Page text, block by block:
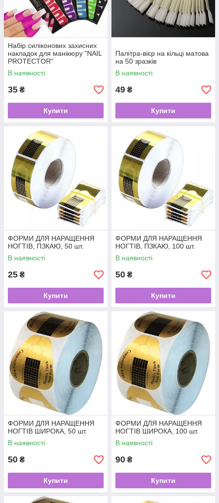
Набір силіконових захисних
накладок для манікюру "NAIL
PROTECTOR"
В наявності
35 ₴
Купити
Палітра-вієр на кільці матова
на 50 зразків
В наявності
49 ₴
Купити
ФОРМИ ДЛЯ НАРАЩЕННЯ
НОГТІВ, ПЗКАЮ, 50 шт.
В наявності
25 ₴
Купити
ФОРМИ ДЛЯ НАРАЩЕННЯ
НОГТІВ, ПЗКАЮ, 100 шт.
В наявності
50 ₴
Купити
ФОРМИ ДЛЯ НАРАЩЕННЯ
НОГТІВ ШИРОКА, 50 шт.
В наявності
50 ₴
Купити
ФОРМИ ДЛЯ НАРАЩЕННЯ
НОГТІВ ШИРОКА, 100 шт.
В наявності
90 ₴
Купити